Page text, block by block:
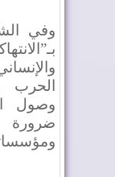
وفي
الحرب
وصول
ضرورة